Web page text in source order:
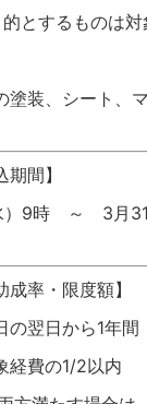
とするものは対
塗装、シート、
間】
）9時 ～ 3月31
成率・限度額】
の翌日から1年間
経費の1/2以内